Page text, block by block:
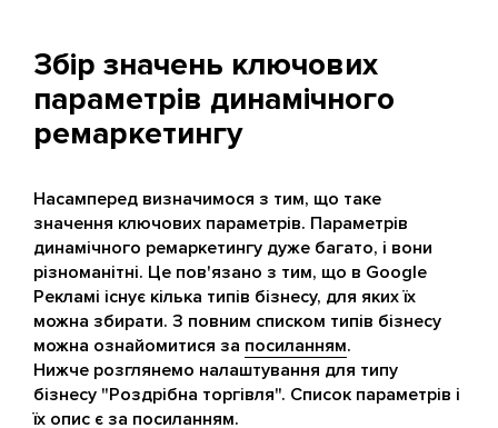
Збір значень ключових
параметрів динамічного
ремаркетингу
Насамперед визначимося з тим, що таке
значення ключових параметрів. Параметрів
динамічного ремаркетингу дуже багато, і вони
різноманітні. Це пов'язано з тим, що в Google
Рекламі існує кілька типів бізнесу, для яких їх
можна збирати. З повним списком типів бізнесу
можна ознайомитися за посиланням.
Нижче розглянемо налаштування для типу
бізнесу "Роздрібна торгівля". Список параметрів і
їх опис є за посиланням.